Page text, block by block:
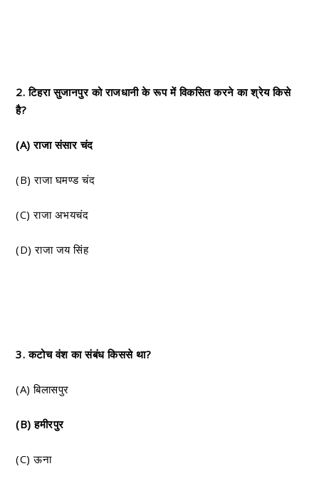
2. टिहरा सुजानपुर को राजधानी के रूप में विकसित करने का श्रेय किसे
है?
(A) राजा संसार चंद
(B) राजा घमण्ड चंद
(C) राजा अभयचंद
(D) राजा जय सिंह
3. कटोच वंश का संबंध किससे था?
(A) बिलासपुर
(B) हमीरपुर
(C) ऊना